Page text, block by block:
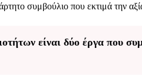
συμβούλιο που εκτιμά την
είναι δύο έργα που